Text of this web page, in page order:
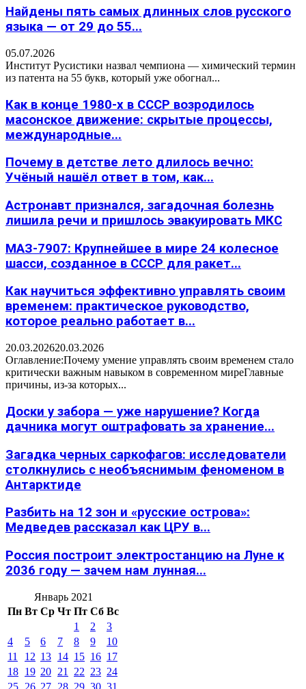
Найдены пять самых длинных слов русского
языка — от 29 до 55...
05.07.2026
Институт Русистики назвал чемпиона — химический термин
из патента на 55 букв, который уже обогнал...
Как в конце 1980-х в СССР возродилось
масонское движение: скрытые процессы,
международные...
Почему в детстве лето длилось вечно:
Учёный нашёл ответ в том, как...
Астронавт признался, загадочная болезнь
лишила речи и пришлось эвакуировать МКС
МАЗ-7907: Крупнейшее в мире 24 колесное
шасси, созданное в СССР для ракет...
Как научиться эффективно управлять своим
временем: практическое руководство,
которое реально работает в...
20.03.202620.03.2026
Оглавление:Почему умение управлять своим временем стало
критически важным навыком в современном миреГлавные
причины, из-за которых...
Доски у забора — уже нарушение? Когда
дачника могут оштрафовать за хранение...
Загадка черных саркофагов: исследователи
столкнулись с необъяснимым феноменом в
Антарктиде
Разбить на 12 зон и «русские острова»:
Медведев рассказал как ЦРУ в...
Россия построит электростанцию на Луне к
2036 году — зачем нам лунная...
Январь 2021
Пн Вт Ср Чт Пт Сб Вс
1
2
3
4
5 6 7 8 9
10
11
12 13 14 15 16 17
18 19 20 21 22 23 24
25 26 27 28 29 30 31